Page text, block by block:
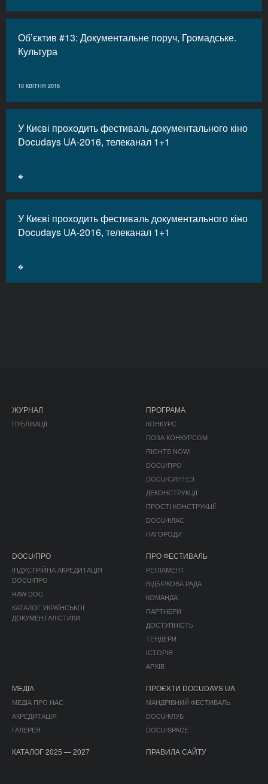
Об’єктив #13: Документальне поруч, Громадське.
Культура
10 КВІТНЯ 2016
У Києві проходить фестиваль документального кіно
Docudays UA-2016, телеканал 1+1
�
У Києві проходить фестиваль документального кіно
Docudays UA-2016, телеканал 1+1
�
ЖУРНАЛ
ПУБЛІКАЦІЇ
ПРОГРАМА
КОНКУРС
ПОЗА КОНКУРСОМ
RIGHTS NOW!
DOCU/ПРО
DOCU/СИНТЕЗ
ДЕКОНСТРУКЦІЇ
ПРОСТІ КОНСТРУКЦІЇ
DOCU/КЛАС
НАГОРОДИ
DOCU/ПРО
ІНДУСТРІЙНА АКРЕДИТАЦІЯ
DOCU/ПРО
RAW DOC
КАТАЛОГ УКРАЇНСЬКОЇ
ДОКУМЕНТАЛІСТИКИ
ПРО ФЕСТИВАЛЬ
РЕГЛАМЕНТ
ВІДБІРКОВА РАДА
КОМАНДА
ПАРТНЕРИ
ДОСТУПНІСТЬ
ТЕНДЕРИ
ІСТОРІЯ
АРХІВ
МЕДІА
МЕДІА ПРО НАС
АКРЕДИТАЦІЯ
ГАЛЕРЕЯ
ПРОЄКТИ DOCUDAYS UA
МАНДРІВНИЙ ФЕСТИВАЛЬ
DOCU/КЛУБ
DOCU/SPACE
КАТАЛОГ 2025 — 2027 ПРАВИЛА САЙТУ